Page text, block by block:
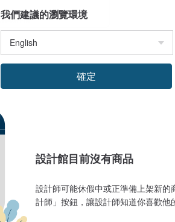
活動詳情
設計館目前沒有商品
設計師可能休假中或正準備上架新
計師」按鈕，讓設計師知道你喜歡他
我們建議的瀏覽環境
確定